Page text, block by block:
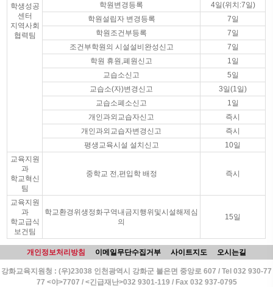
학생성공
센터
지역사회
협력팀
학원변경등록
4일(위치:7일)
학원설립자 변경등록
7일
학원조건부등록
7일
조건부학원의 시설설비완성신고
7일
학원 휴원,폐원신고
1일
교습소신고
5일
교습소(자)변경신고
3일(1일)
교습소폐소신고
1일
개인과외교습자신고
즉시
개인과외교습자변경신고
즉시
평생교육시설 설치신고
10일
교육지원
과
학교혁신
팀
중학교 전,편입학 배정 즉시
교육지원
과
학교급식
보건팀
학교환경위생정화구역내금지행위및시설해제심
의
15일
개인정보처리방침 이메일무단수집거부 사이트지도 오시는길
강화교육지원청 : (우)23038 인천광역시 강화군 불은면 중앙로 607 / Tel 032 930-77
77 <야>7707 / <긴급재난>032 9301-119 / Fax 032 937-0795